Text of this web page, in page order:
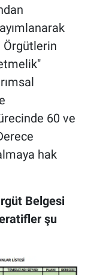
Örgütlerin
60 ve
hak
Belgesi
şu